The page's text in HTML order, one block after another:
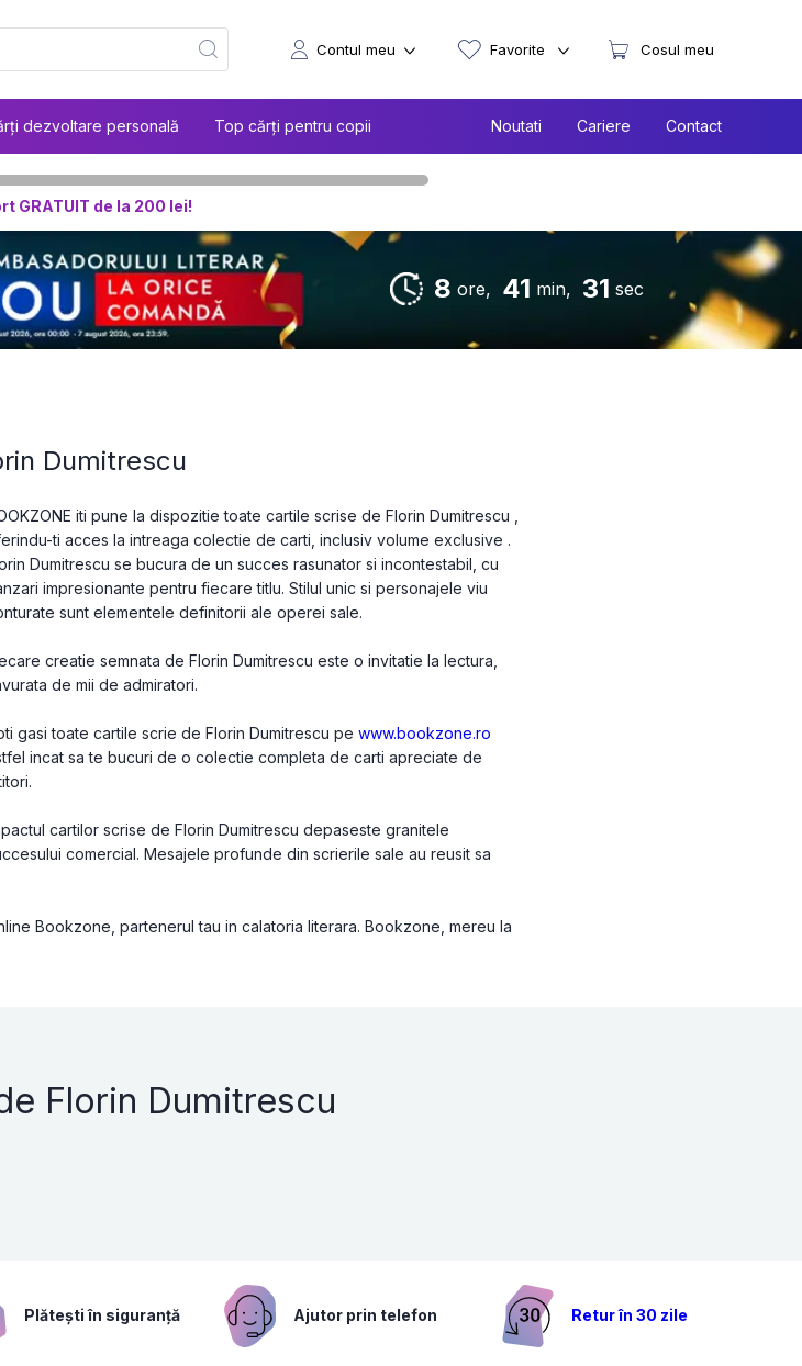
dezvoltare personală Top cărți pentru copii Noutati Cariere Contact
Contul meu Favorite Cosul meu
GRATUIT de la 200 lei!
8 ore, 41 min, 30 sec
Dumitrescu
iti pune la dispozitie toate cartile scrise de Florin Dumitrescu ,
ti acces la intreaga colectie de carti, inclusiv volume exclusive .
Dumitrescu se bucura de un succes rasunator si incontestabil, cu
impresionante pentru fiecare titlu. Stilul unic si personajele viu
sunt elementele definitorii ale operei sale.
creatie semnata de Florin Dumitrescu este o invitatie la lectura,
de mii de admiratori.
gasi toate cartile scrie de Florin Dumitrescu pewww.bookzone.ro
incat sa te bucuri de o colectie completa de carti apreciate de
cartilor scrise de Florin Dumitrescu depaseste granitele
comercial. Mesajele profunde din scrierile sale au reusit sa
Bookzone, partenerul tau in calatoria literara. Bookzone, mereu la
Florin Dumitrescu
Plătești în siguranță Ajutor prin telefon Retur în 30 zile